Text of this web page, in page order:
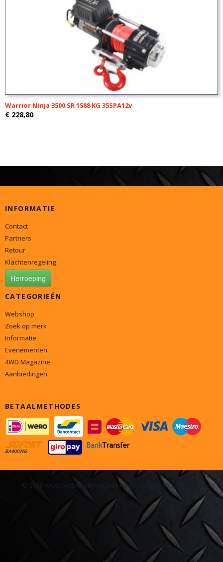
Warrior Ninja 3500 SR 1588 KG 35SPA12v
€ 228,80
INFORMATIE
Contact
Partners
Retour
Klachtenregeling
Herroeping
CATEGORIEËN
Webshop
Zoek op merk
Informatie
Evenementen
4WD Magazine
Aanbiedingen
BETAALMETHODES
© 2026 www.onderdelen4x4.nl - Powered by Shoppagina.nl